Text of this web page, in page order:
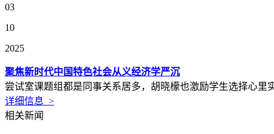
03
10
2025
聚焦新时代中国特色社会从义经济学严沉
尝试室课题组都是同事关系居多，胡晓檬也激励学生选择心
详细信息 >
相关新闻